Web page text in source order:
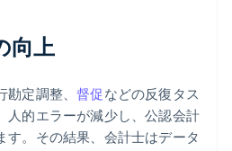
向上
勘定調整、督促 などの反復タス
人的エラーが減少し、公認会計
す。その結果、会計士はデータ